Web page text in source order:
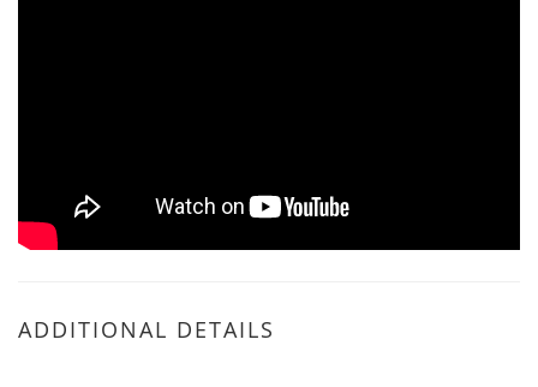
ADDITIONAL DETAILS